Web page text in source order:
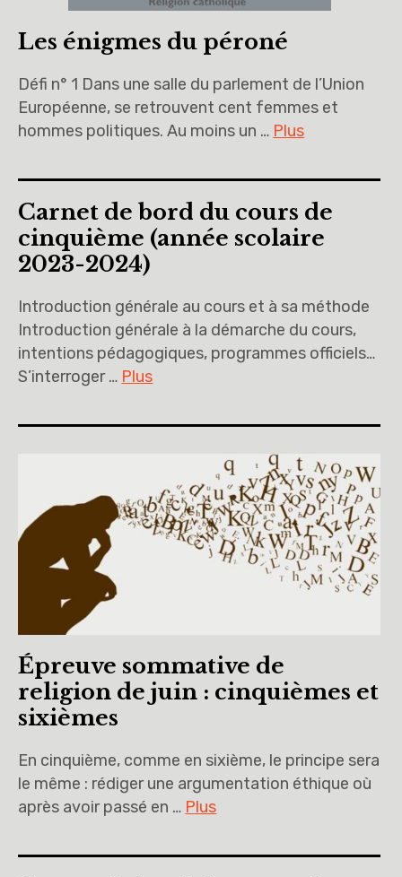
Les énigmes du péroné
Défi n° 1 Dans une salle du parlement de l’Union
Européenne, se retrouvent cent femmes et
hommes politiques. Au moins un … Plus
Carnet de bord du cours de
cinquième (année scolaire
2023-2024)
Introduction générale au cours et à sa méthode
Introduction générale à la démarche du cours,
intentions pédagogiques, programmes officiels…
S’interroger … Plus
Épreuve sommative de
religion de juin : cinquièmes et
sixièmes
En cinquième, comme en sixième, le principe sera
le même : rédiger une argumentation éthique où
après avoir passé en … Plus